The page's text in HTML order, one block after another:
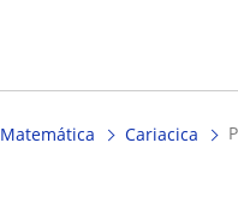
Matemática Cariacica